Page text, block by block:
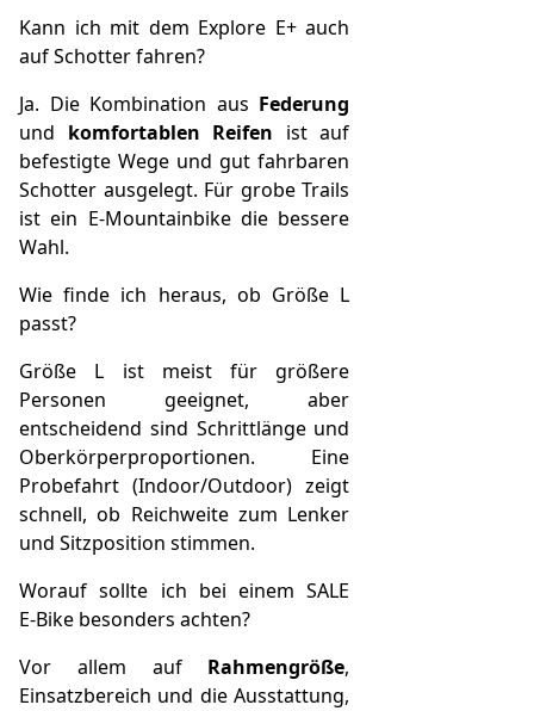
Kann ich mit dem Explore E+ auch
auf Schotter fahren?
Ja. Die Kombination aus Federung
und komfortablen Reifen ist auf
befestigte Wege und gut fahrbaren
Schotter ausgelegt. Für grobe Trails
ist ein E‑Mountainbike die bessere
Wahl.
Wie finde ich heraus, ob Größe L
passt?
Größe L ist meist für größere
Personen geeignet, aber
entscheidend sind Schrittlänge und
Oberkörperproportionen. Eine
Probefahrt (Indoor/Outdoor) zeigt
schnell, ob Reichweite zum Lenker
und Sitzposition stimmen.
Worauf sollte ich bei einem SALE
E‑Bike besonders achten?
Vor allem auf Rahmengröße,
Einsatzbereich und die Ausstattung,